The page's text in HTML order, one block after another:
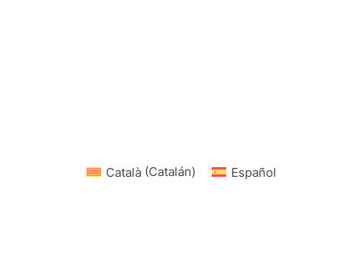
Català(Catalán) Español